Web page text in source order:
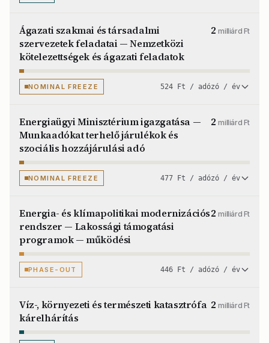
Ágazati szakmai és társadalmi
szervezetek feladatai — Nemzetközi
kötelezettségek és ágazati feladatok
2milliárd Ft
NOMINAL FREEZE 524 Ft / adózó / év
Energiaügyi Minisztérium igazgatása —
Munkaadókat terhelő járulékok és
szociális hozzájárulási adó
2milliárd Ft
NOMINAL FREEZE 477 Ft / adózó / év
Energia- és klímapolitikai modernizációs
rendszer — Lakossági támogatási
programok — működési
2milliárd Ft
PHASE-OUT 446 Ft / adózó / év
Víz-, környezeti és természeti katasztrófa
kárelhárítás
2milliárd Ft